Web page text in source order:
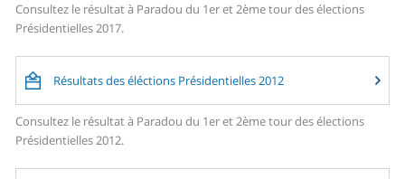
Consultez le résultat à Paradou du 1er et 2ème tour des élections
Présidentielles 2017.
Résultats des éléctions Présidentielles 2012
Consultez le résultat à Paradou du 1er et 2ème tour des élections
Présidentielles 2012.